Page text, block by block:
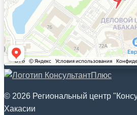
© 2026 Региональный центр
Хакасии